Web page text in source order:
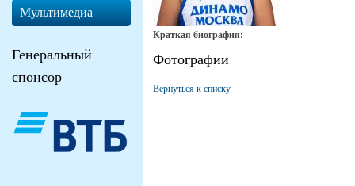
Краткая биография:
Фотографии
Вернуться к списку
Мультимедиа
Генеральный
спонсор